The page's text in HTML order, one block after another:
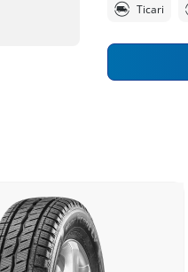
Ticari